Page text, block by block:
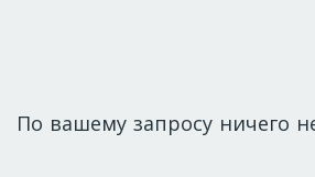
По вашему запросу ничего